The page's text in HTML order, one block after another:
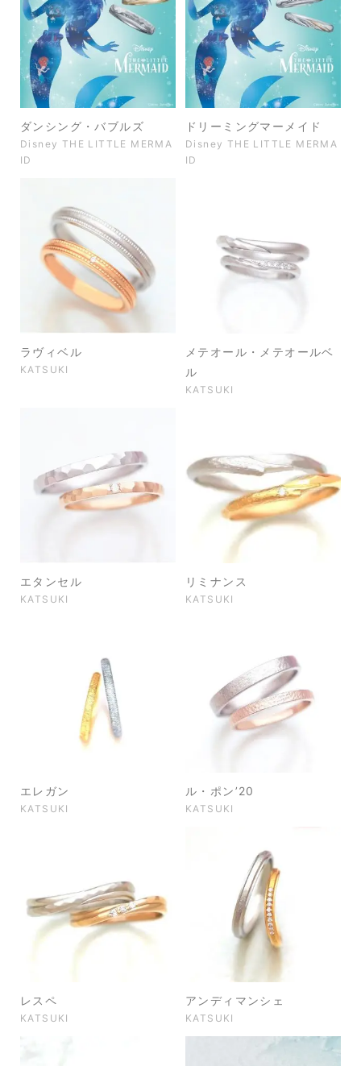
ダンシング・バブルズ
Disney THE LITTLE MERMA
ID
ドリーミングマーメイド
Disney THE LITTLE MERMA
ID
ラヴィベル
KATSUKI
メテオール・メテオールベ
ル
KATSUKI
エタンセル
KATSUKI
リミナンス
KATSUKI
エレガン
KATSUKI
ル・ポン’20
KATSUKI
レスペ
KATSUKI
アンディマンシェ
KATSUKI